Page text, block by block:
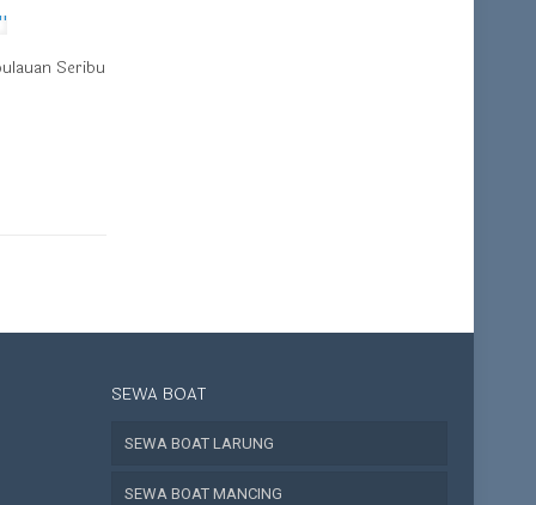
Seribu
SEWA BOAT
SEWA BOAT LARUNG
SEWA BOAT MANCING